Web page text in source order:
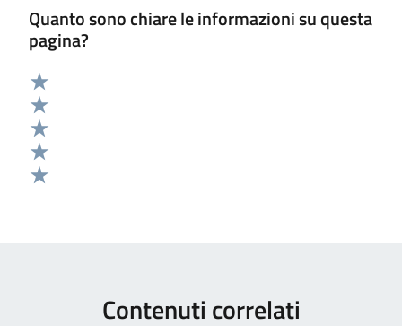
Quanto sono chiare le informazioni su questa
pagina?
Valuta 5 stelle su 5
Valuta 4 stelle su 5
Valuta 3 stelle su 5
Valuta 2 stelle su 5
Contenuti correlati